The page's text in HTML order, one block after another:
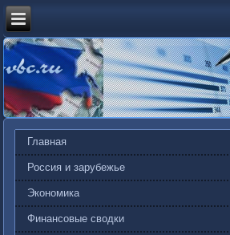
Главная
Россия и зарубежье
Экономика
Финансовые сводки